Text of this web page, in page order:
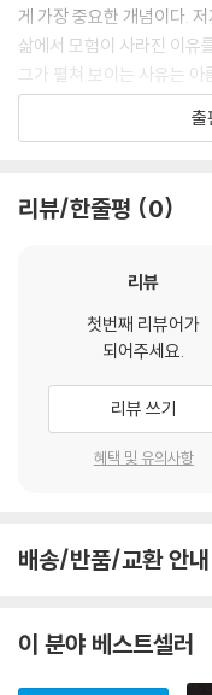
게 가장 중요한 개념이다.
삶에서 모험이 사라진 이유
그가 펼쳐 보이는 사유는 아
도식적 인용이 남발되는 요
이성민은 자신의 시각으로
놓는다는 점이 미덕이다. 일
온전한 인간을 길러내는 과
등 일상에서 경험하는 문제
게 풀어낸다. 누구나 한 번
는 사유자의 시선이 텍스트
일상에 치여 살다 보면, 작
사유의 힘을 다시 북돋는 이
내면의 몸부림’이라 말할 수
출
리뷰/한줄평 0
리뷰
첫번째 리뷰어가
되어주세요.
리뷰 쓰기
혜택 및 유의사항
배송/반품/교환 안내
이 분야 베스트셀러